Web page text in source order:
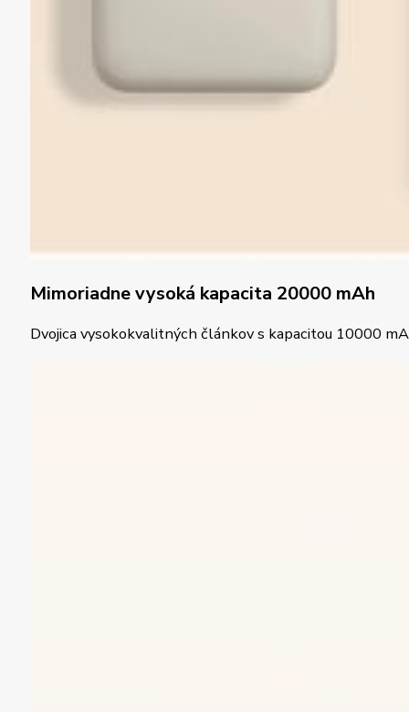
Mimoriadne vysoká kapacita 20000 mAh
Dvojica vysokokvalitných článkov s kapacitou 10000